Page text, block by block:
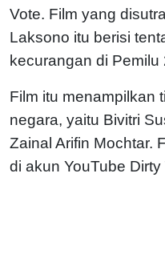
Vote. Film yang
Laksono itu berisi
kecurangan di Pemilu
Film itu menampilkan
negara, yaitu Bivitri
Zainal Arifin Mochtar.
di akun YouTube Dirty